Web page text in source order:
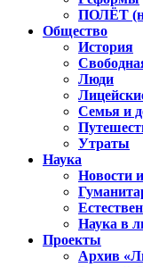
ПОЛЁТ
Общество
История
Люди
Семья и
Утраты
Наука
Новости
Наука в
Проекты
Архив